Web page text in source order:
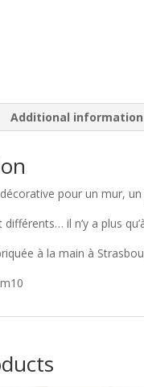
Additional information
pour un mur,
il n’y a plus
à la main à